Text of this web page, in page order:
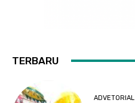
TERBARU
ADVETORIAL